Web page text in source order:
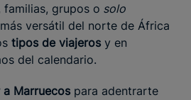
familias, grupos o solo
versátil del norte de África
tipos de viajeros y en
del calendario.
Marruecos para adentrarte